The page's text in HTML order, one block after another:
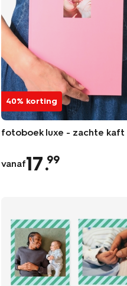
40% korting
fotoboek luxe - zachte kaft
vanaf17.99